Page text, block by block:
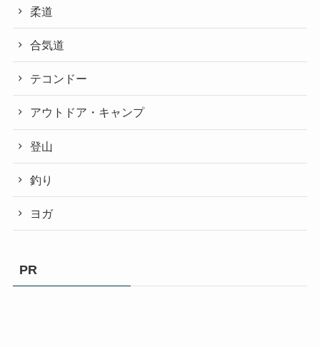
柔道
合気道
テコンドー
アウトドア・キャンプ
登山
釣り
ヨガ
PR